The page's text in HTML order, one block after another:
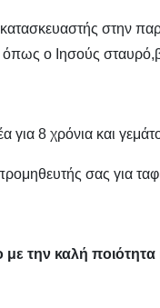
στην
ο Ιησούς
για 8 χρόνια και
σας για
την καλή